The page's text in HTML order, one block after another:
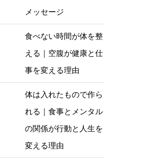
メッセージ
食べない時間が体を整
える｜空腹が健康と仕
事を変える理由
体は入れたもので作ら
れる｜食事とメンタル
の関係が行動と人生を
変える理由